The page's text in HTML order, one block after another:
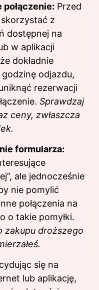
Przed
z
dostępnej na
w aplikacji
dokładnie
odjazdu,
rezerwacji
Sprawdzaj
ceny, zwłaszcza
formularza:
ale jednocześnie
nie pomylić
połączenia na
o takie pomyłki.
zakupu droższego
się na
lub aplikację,